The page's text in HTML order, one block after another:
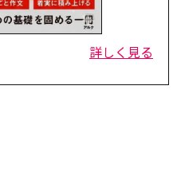
詳しく見る